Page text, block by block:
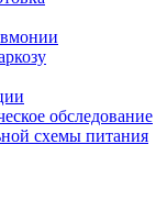
обследование
схемы питания